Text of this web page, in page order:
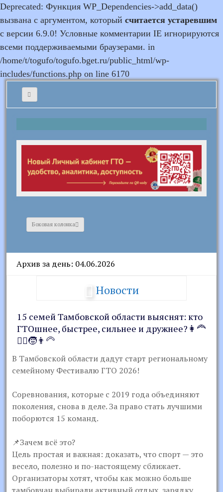
Deprecated: Функция WP_Dependencies->add_data()
вызвана с аргументом, который считается устаревшим
с версии 6.9.0! Условные комментарии IE игнорируются
всеми поддерживаемыми браузерами. in
/home/t/togufo/togufo.bget.ru/public_html/wp-
includes/functions.php on line 6170
Боковая колонка
Архив за день: 04.06.2026
Новости
15 семей Тамбовской области выяснят: кто
ГТОшнее, быстрее, сильнее и дружнее?👩‍🦰
👱‍♂🧒👨‍🦳
В Тамбовской области дадут старт региональному
семейному Фестивалю ГТО 2026!
Соревнования, которые с 2019 года объединяют
поколения, снова в деле. За право стать лучшими
поборются 15 команд.
📌Зачем всё это?
Цель простая и важная: доказать, что спорт — это
весело, полезно и по-настоящему сближает.
Организаторы хотят, чтобы как можно больше